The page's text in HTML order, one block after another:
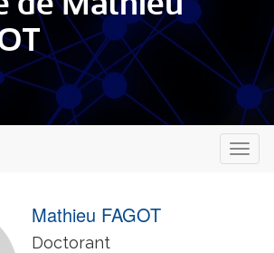
Mathieu FAGOT
Doctorant